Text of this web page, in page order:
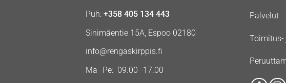
Puh: +358 405 134 443
Sinimäentie 15A, Espoo 02180
info@rengaskirppis.fi
Ma–Pe: 09.00–17.00
Palvelut